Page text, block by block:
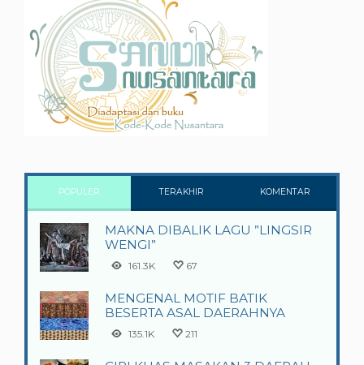
POPULER TERAKHIR KOMENTAR
MAKNA DIBALIK LAGU ”LINGSIR
WENGI”
161.3K 67
MENGENAL MOTIF BATIK
BESERTA ASAL DAERAHNYA
135.1K 211